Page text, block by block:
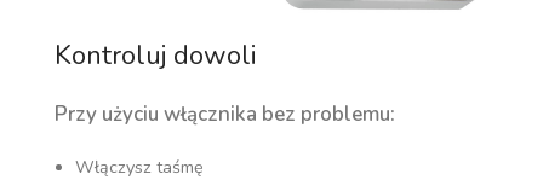
Kontroluj dowoli
Przy użyciu włącznika bez problemu:
Włączysz taśmę